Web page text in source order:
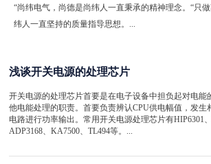
“尚纬电气，尚德是尚纬人一直秉承的精神理念。“只
纬人一直坚持的质量指导思想。...
浅谈开关电源的处理芯片
开关电源的处理芯片首要是在电子设备中担负起对电能
他电能处理的职责。首要负责辨认CPU供电幅值，发生
电路进行功率输出。常用开关电源处理芯片有HIP6301、
ADP3168、KA7500、TL494等。...